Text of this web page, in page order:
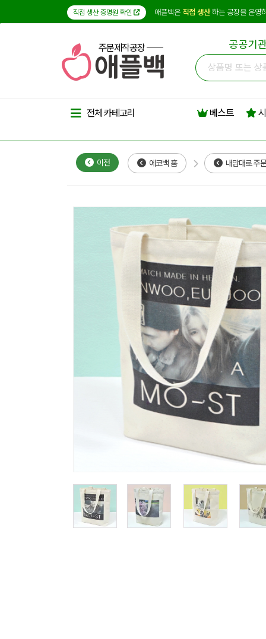
직접 생산 증명원 확인 애플백은 직접 생산하는 공장을 운영
주문제작공장 공공기
전체 카테고리 베스트
이전 에코백 홈 내맘대로 주